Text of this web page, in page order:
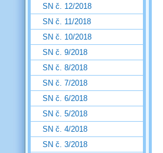
SN č. 12/2018
SN č. 11/2018
SN č. 10/2018
SN č. 9/2018
SN č. 8/2018
SN č. 7/2018
SN č. 6/2018
SN č. 5/2018
SN č. 4/2018
SN č. 3/2018